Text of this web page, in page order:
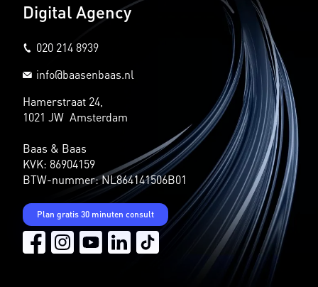
Digital Agency
020 214 8939
info@baasenbaas.nl
Hamerstraat 24,
1021 JW Amsterdam
Baas & Baas
KVK: 86904159
BTW-nummer: NL864141506B01
Plan gratis 30 minuten consult